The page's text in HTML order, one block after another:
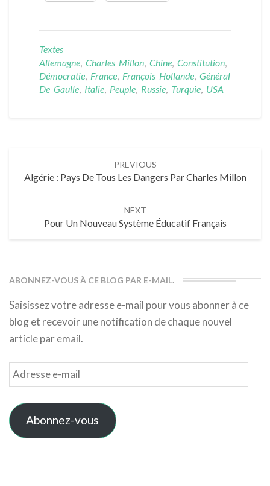
Textes
Allemagne Charles Millon Chine Constitution
Démocratie France François Hollande Général
De Gaulle Italie Peuple Russie Turquie USA
PREVIOUS
Algérie : Pays De Tous Les Dangers Par Charles Millon
NEXT
Pour Un Nouveau Système Éducatif Français
ABONNEZ-VOUS À CE BLOG PAR E-MAIL.
Saisissez votre adresse e-mail pour vous abonner à ce
blog et recevoir une notification de chaque nouvel
article par email.
Adresse
e-
mail
Abonnez-vous